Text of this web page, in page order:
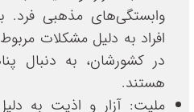
وابستگی‌های مذهبی فرد.
افراد به دلیل مشکلات
در کشورشان، به دنبال
هستند.
ملیت: آزار و اذیت به